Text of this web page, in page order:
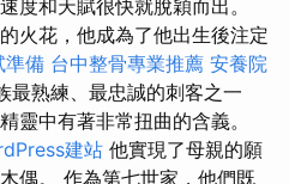
度和天賦很快就脫穎而出。
火花，他成為了他出生後注定
準備 台中整骨專業推薦 安養院
最熟練、最忠誠的刺客之一
中有著非常扭曲的含義。
建站 他實現了母親的願
偶。 作為第七世家，他們既